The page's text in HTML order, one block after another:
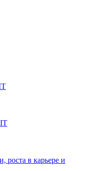
роста в карьере и